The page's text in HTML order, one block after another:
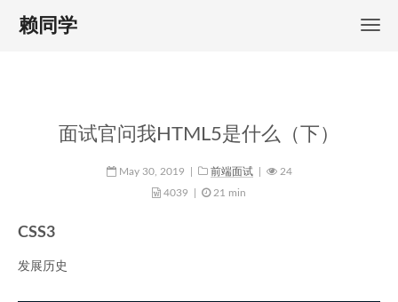
赖同学
面试官问我HTML5是什么（下）
May 30, 2019 前端面试
24
4039
21 min
CSS3
发展历史